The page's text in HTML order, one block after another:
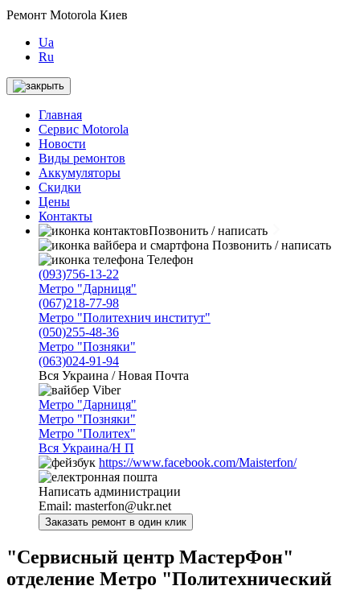
Ремонт Motorola Киев
Ua
Ru
Главная
Сервис Motorola
Новости
Виды ремонтов
Аккумуляторы
Скидки
Цены
Контакты
Позвонить / написать
Позвонить / написать
Телефон
(093)756-13-22
Метро "Дарниця"
(067)218-77-98
Метро "Политехнич институт"
(050)255-48-36
Метро "Позняки"
(063)024-91-94
Вся Украина / Новая Почта
Viber
Метро "Дарниця"
Метро "Позняки"
Метро "Политех"
Вся Украина/Н П
https://www.facebook.com/Maisterfon/
Написать администрации
Email: masterfon@ukr.net
"Сервисный центр МастерФон"
отделение Метро "Политехнический